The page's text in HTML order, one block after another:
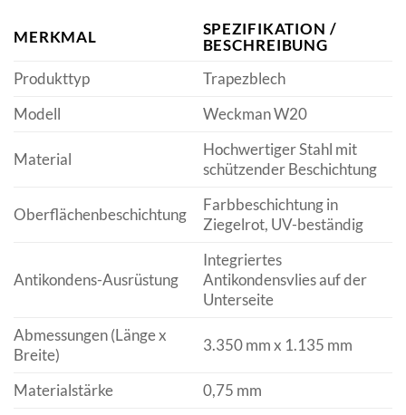
MERKMAL
SPEZIFIKATION /
BESCHREIBUNG
Produkttyp
Trapezblech
Modell
Weckman W20
Material
Hochwertiger Stahl mit
schützender Beschichtung
Oberflächenbeschichtung
Farbbeschichtung in
Ziegelrot, UV-beständig
Antikondens-Ausrüstung
Integriertes
Antikondensvlies auf der
Unterseite
Abmessungen (Länge x
Breite)
3.350 mm x 1.135 mm
Materialstärke 0,75 mm